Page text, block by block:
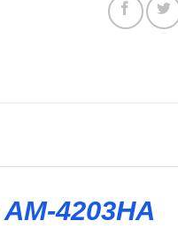
4203HA